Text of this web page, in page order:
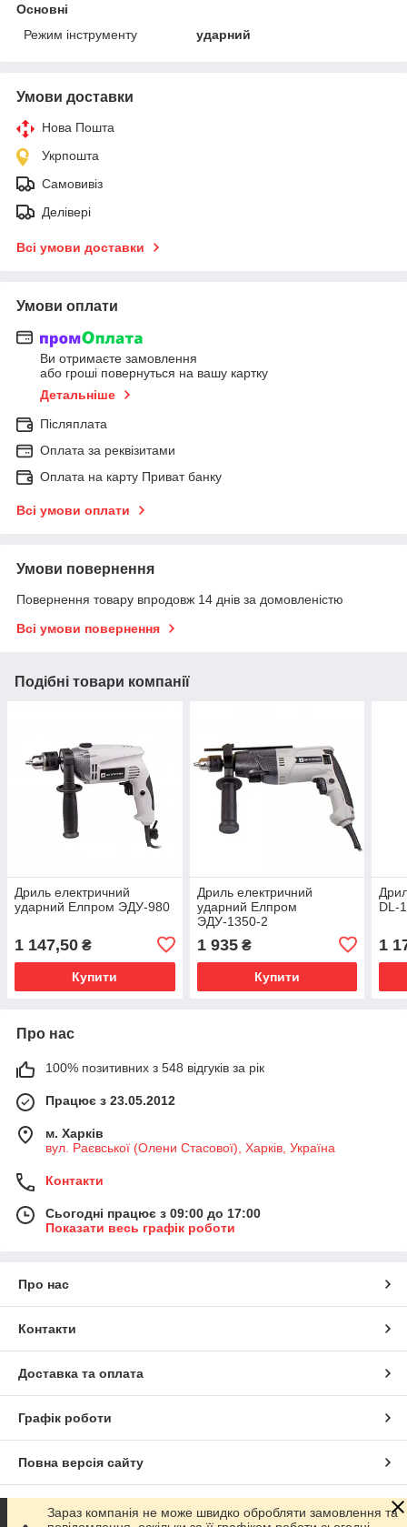
Основні
Режим інструменту
ударний
Умови доставки
Нова Пошта
Укрпошта
Самовивіз
Делівері
Всі умови доставки
Умови оплати
Ви отримаєте замовлення
або гроші повернуться на вашу картку
Детальніше
Післяплата
Оплата за реквізитами
Оплата на карту Приват банку
Всі умови оплати
Умови повернення
Повернення товару впродовж 14 днів за домовленістю
Всі умови повернення
Подібні товари компанії
Дриль електричний
ударний Елпром ЭДУ-980
1 147,50 ₴
Купити
Дриль електричний
ударний Елпром
ЭДУ-1350-2
1 935₴
Купити
DL-
1
Про нас
100% позитивних з 548 відгуків за рік
Працює з 23.05.2012
м. Харків
вул. Раєвської (Олени Стасової), Харків, Україна
Контакти
Сьогодні працює з 09:00 до 17:00
Показати весь графік роботи
Про нас
Контакти
Доставка та оплата
Графік роботи
Повна версія сайту
Сайт створено на маркетплейсі Prom.ua
Зараз компанія не може швидко обробляти замовлення та